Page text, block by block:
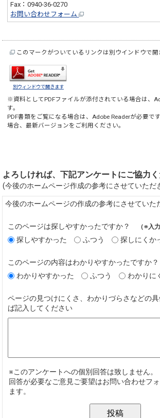
Fax：0940-36-0270
お問い合わせフォーム
このマークがついているリンクは別ウインドウで開
別ウィンドウで開きます
※資料としてPDFファイルが添付されている場合は、
す。
PDF書類をご覧になる場合は、Adobe Readerが必要で
場合、最新バージョンをご利用ください。